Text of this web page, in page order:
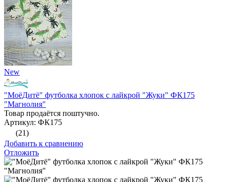
New
"МоёДитё" футболка хлопок с лайкрой "Жуки" ФК175
"Магнолия"
Товар продаётся поштучно.
Артикул: ФК175
(21)
Добавить к сравнению
Отложить